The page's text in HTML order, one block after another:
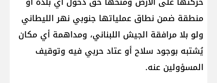
منطقة ضمن نطاق عملياتها جنوبي نهر الليطاني
ولو بلا مرافقة الجيش اللبناني، ومداهمة أي مكان
يُشتبه بوجود سلاح أو عتاد حربي فيه وتوقيف
المسؤولين عنه.